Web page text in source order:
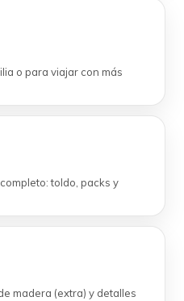
o para viajar con más
toldo, packs y
madera (extra) y detalles